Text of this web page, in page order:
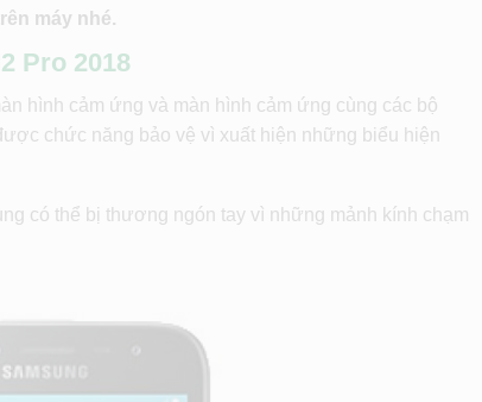
máy nhé.
Pro 2018
hình cảm ứng và màn hình cảm ứng cùng các bộ
chức năng bảo vệ vì xuất hiện những biểu hiện
có thể bị thương ngón tay vì những mảnh kính chạm